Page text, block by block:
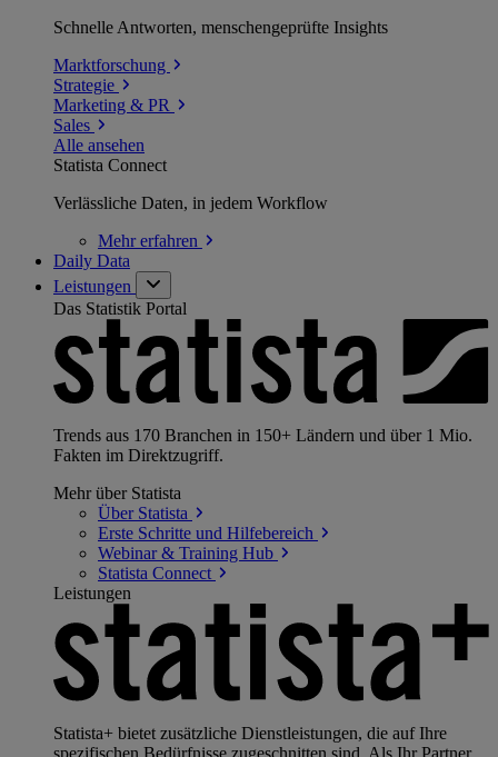
Schnelle Antworten, menschengeprüfte Insights
Marktforschung
Strategie
Marketing & PR
Sales
Alle ansehen
Statista Connect
Verlässliche Daten, in jedem Workflow
Mehrerfahren
Daily Data
Leistungen
Das Statistik Portal
Trends aus 170 Branchen in 150+ Ländern und über 1 Mio.
Fakten im Direktzugriff.
Mehr über Statista
Über Statista
Erste Schritte und Hilfebereich
Webinar & Training Hub
Statista Connect
Leistungen
Statista+ bietet zusätzliche Dienstleistungen, die auf Ihre
spezifischen Bedürfnisse zugeschnitten sind. Als Ihr Partner